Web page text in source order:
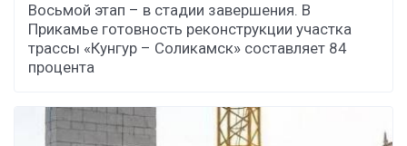
Восьмой этап – в стадии завершения. В
Прикамье готовность реконструкции участка
трассы «Кунгур – Соликамск» составляет 84
процента